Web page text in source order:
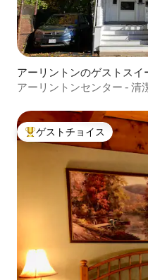
アーリントンのゲストスイ
アーリントンセンター - 清
大好評のゲストチョイスで
ゲストチョイス